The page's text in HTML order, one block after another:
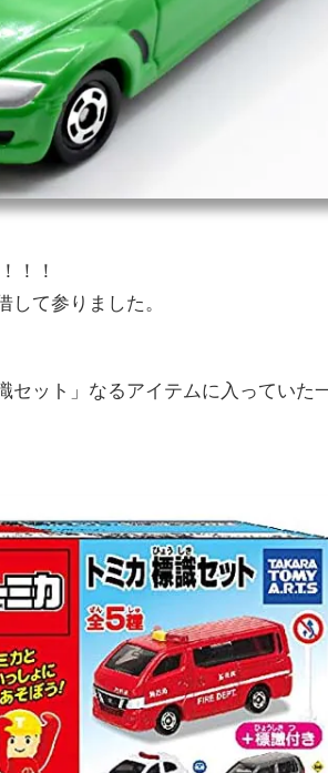
！！
して参りました。
セット」なるアイテムに入っていた